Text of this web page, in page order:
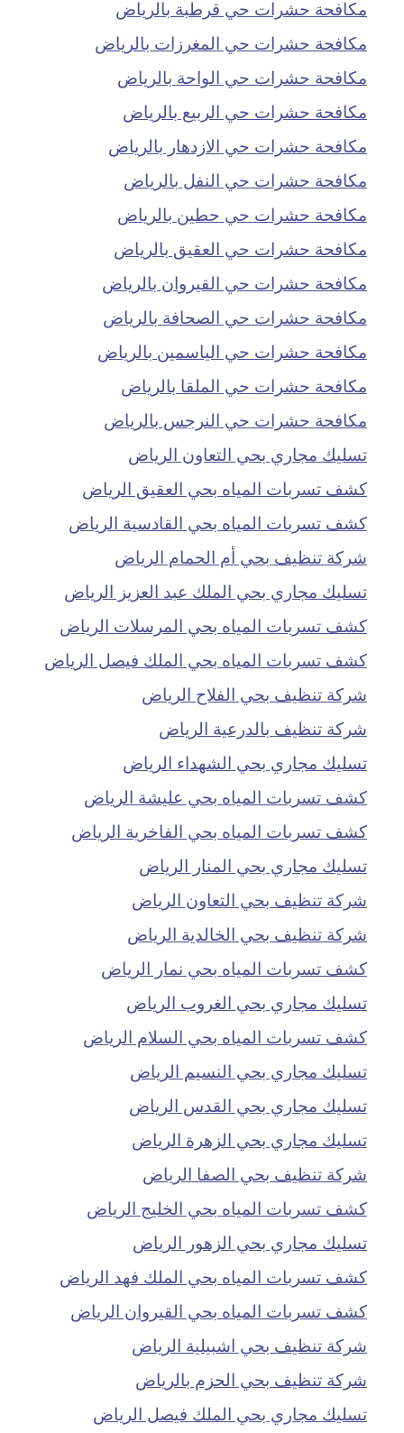
مكافحة حشرات حي قرطبة بالرياض
مكافحة حشرات حي المغرزات بالرياض
مكافحة حشرات حي الواحة بالرياض
مكافحة حشرات حي الربيع بالرياض
مكافحة حشرات حي الازدهار بالرياض
مكافحة حشرات حي النفل بالرياض
مكافحة حشرات حي حطين بالرياض
مكافحة حشرات حي العقيق بالرياض
مكافحة حشرات حي القيروان بالرياض
مكافحة حشرات حي الصحافة بالرياض
مكافحة حشرات حي الياسمين بالرياض
مكافحة حشرات حي الملقا بالرياض
مكافحة حشرات حي النرجس بالرياض
تسليك مجاري بحي التعاون الرياض
كشف تسربات المياه بحي العقيق الرياض
كشف تسربات المياه بحي القادسية الرياض
شركة تنظيف بحي أم الحمام الرياض
تسليك مجاري بحي الملك عبد العزيز الرياض
كشف تسربات المياه بحي المرسلات الرياض
كشف تسربات المياه بحي الملك فيصل الرياض
شركة تنظيف بحي الفلاح الرياض
شركة تنظيف بالدرعية الرياض
تسليك مجاري بحي الشهداء الرياض
كشف تسربات المياه بحي عليشة الرياض
كشف تسربات المياه بحي الفاخرية الرياض
تسليك مجاري بحي المنار الرياض
شركة تنظيف بحي التعاون الرياض
شركة تنظيف بحي الخالدية الرياض
كشف تسربات المياه بحي نمار الرياض
تسليك مجاري بحي الغروب الرياض
كشف تسربات المياه بحي السلام الرياض
تسليك مجاري بحي النسيم الرياض
تسليك مجاري بحي القدس الرياض
تسليك مجاري بحي الزهرة الرياض
شركة تنظيف بحي الصفا الرياض
كشف تسربات المياه بحي الخليج الرياض
تسليك مجاري بحي الزهور الرياض
كشف تسربات المياه بحي الملك فهد الرياض
كشف تسربات المياه بحي القيروان الرياض
شركة تنظيف بحي اشبيلية الرياض
شركة تنظيف بحي الحزم بالرياض
تسليك مجاري بحي الملك فيصل الرياض